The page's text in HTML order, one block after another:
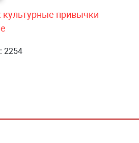
культурные привычки
2254